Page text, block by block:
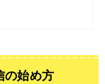
の始め方